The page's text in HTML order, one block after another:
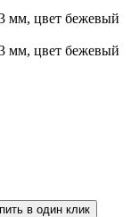
в один клик